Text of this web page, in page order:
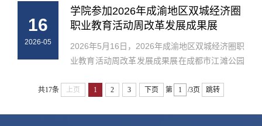
金堂校区举行。来自川渝两地10所职业院校的50
余名技能精英将同台竞技。本...
16
2026-05
学院参加2026年成渝地区双城经济圈
职业教育活动周改革发展成果展
2026年5月16日，2026年成渝地区双城经济圈职
业教育活动周改革发展成果展在成都市江滩公园
活动。本次参展，学院紧扣“赋能产业发展、彰
共17条 上页 1 2 3 下页 第 /3页 跳转